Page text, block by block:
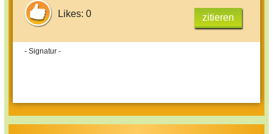
Likes: 0 zitieren
- Signatur -